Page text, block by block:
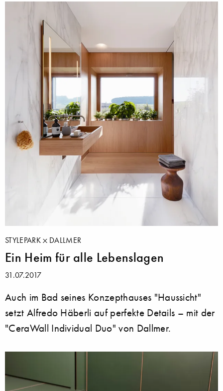
STYLEPARK DALLMER
Ein Heim für alle Lebenslagen
31.07.2017
Auch im Bad seines Konzepthauses "Haussicht"
setzt Alfredo Häberli auf perfekte Details – mit der
"CeraWall Individual Duo" von Dallmer.